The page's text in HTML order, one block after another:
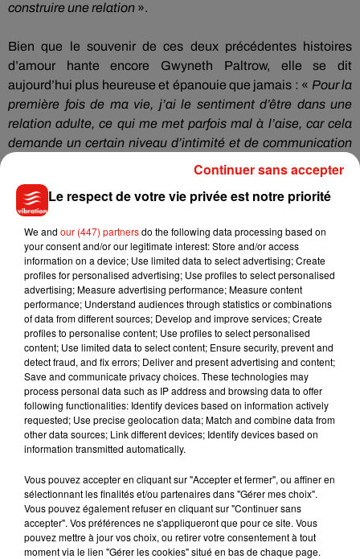
construire une relation ».
Bien que le souvenir de ces deux précédentes histoires
d’amour hante encore Gwyneth Paltrow, elle se dit
aujourd’hui plus heureuse et épanouie que jamais : « Pour la
première fois de ma vie, j’ai le sentiment d’être dans une
relation adulte, ce qui me met parfois mal à l’aise, car cela
demande un certain niveau d’intimité et de communication
que je n’ai jamais connu auparavant
».
Musique
7 août 2026
Julien Lieb s’essaye à la vie de chatelain
dans son nouveau clip
7 août 2026
Madonna sort enfin le remix de « Love
Sensation » avec Kylie Minogue
7 août 2026
Tayc et Didi B dévoilent le single le plus
dansant de l’année
Le respect de votre vie privée est notre priorité
We and our (447) partnersdo the following data processing based on
your consent and/or our legitimate interest: Store and/or access
information on a device; Use limited data to select advertising; Create
profiles for personalised advertising; Use profiles to select personalised
advertising; Measure advertising performance; Measure content
performance; Understand audiences through statistics or combinations
of data from different sources; Develop and improve services; Create
profiles to personalise content; Use profiles to select personalised
content; Use limited data to select content; Ensure security, prevent and
detect fraud, and fix errors; Deliver and present advertising and content;
Save and communicate privacy choices. These technologies may
process personal data such as IP address and browsing data to offer
following functionalities: Identify devices based on information actively
requested; Use precise geolocation data; Match and combine data from
other data sources; Link different devices; Identify devices based on
information transmitted automatically.
Vous pouvez accepter en cliquant sur "Accepter et fermer", ou affiner en
sélectionnant les finalités et/ou partenaires dans "Gérer mes choix".
Vous pouvez également refuser en cliquant sur "Continuer sans
accepter". Vos préférences ne s'appliqueront que pour ce site. Vous
pouvez mettre à jour vos choix, ou retirer votre consentement à tout
moment via le lien "Gérer les cookies" situé en bas de chaque page.
Continuer sans accepter